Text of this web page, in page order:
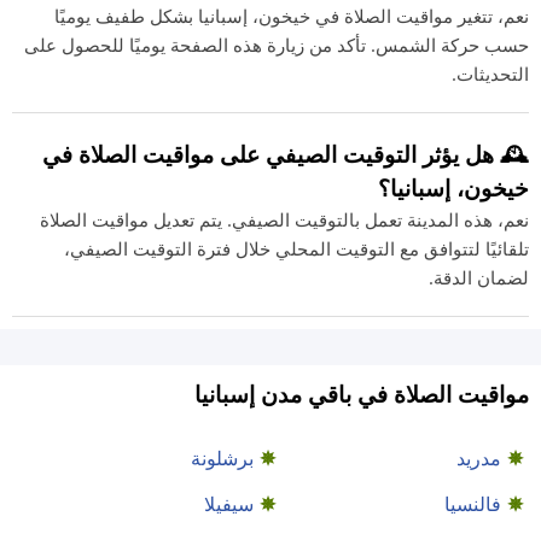
نعم، تتغير مواقيت الصلاة في خيخون، إسبانيا بشكل طفيف يوميًا
حسب حركة الشمس. تأكد من زيارة هذه الصفحة يوميًا للحصول على
التحديثات.
🕰️ هل يؤثر التوقيت الصيفي على مواقيت الصلاة في
خيخون، إسبانيا؟
نعم، هذه المدينة تعمل بالتوقيت الصيفي. يتم تعديل مواقيت الصلاة
تلقائيًا لتتوافق مع التوقيت المحلي خلال فترة التوقيت الصيفي،
لضمان الدقة.
مواقيت الصلاة في باقي مدن إسبانيا
مدريد
برشلونة
فالنسيا
سيفيلا